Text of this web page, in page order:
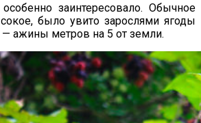
заинтересовало. Обычное
было увито зарослями ягоды
— ажины метров на 5 от земли.